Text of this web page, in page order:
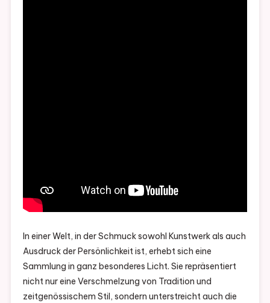
In einer Welt, in der Schmuck sowohl Kunstwerk als auch
Ausdruck der Persönlichkeit ist, erhebt sich eine
Sammlung in ganz besonderes Licht. Sie repräsentiert
nicht nur eine Verschmelzung von Tradition und
zeitgenössischem Stil, sondern unterstreicht auch die